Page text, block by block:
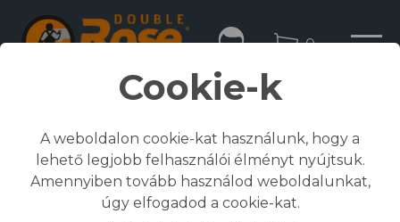
0
Kezdőlap
Összes termék
Munkaruházat
Cookie-k
A weboldalon cookie-kat használunk, hogy a
lehető legjobb felhasználói élményt nyújtsuk.
Amennyiben tovább használod weboldalunkat,
úgy elfogadod a cookie-kat.